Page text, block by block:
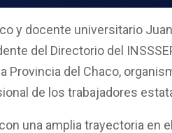
a
r
t
i
r
y docente universitario
del Directorio del
Provincia del Chaco,
de los trabajadores
una amplia trayectoria en